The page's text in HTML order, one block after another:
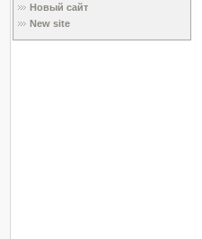
Новый сайт
New site